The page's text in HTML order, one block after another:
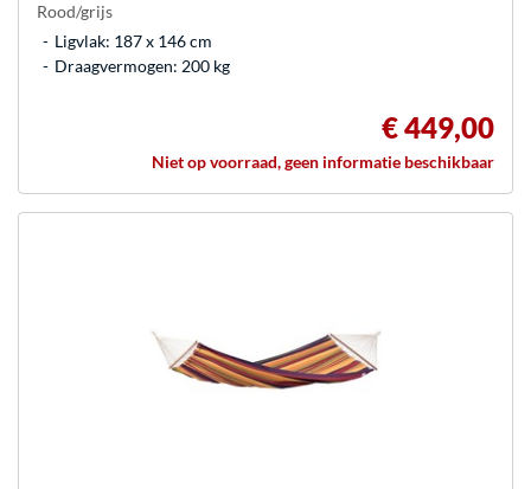
Rood/grijs
Ligvlak: 187 x 146 cm
Draagvermogen: 200 kg
€ 449,00
Niet op voorraad, geen informatie beschikbaar